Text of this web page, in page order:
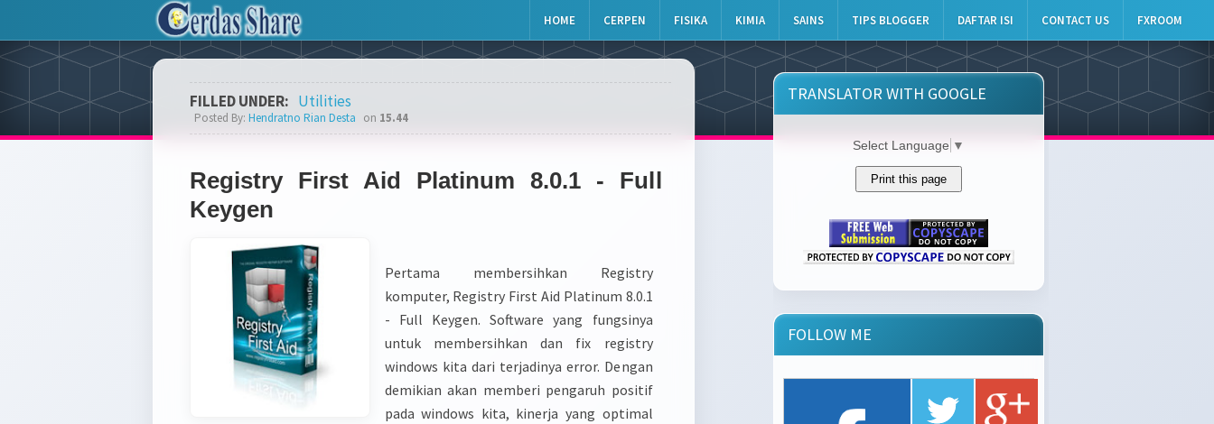
HOME CERPEN FISIKA KIMIA SAINS TIPS BLOGGER DAFTAR ISI CONTACT US FXROOM
FILLED UNDER: Utilities
Posted By: Hendratno Rian Desta on 15.44
Registry First Aid Platinum 8.0.1 - Full
Keygen
Pertama membersihkan Registry
komputer, Registry First Aid Platinum 8.0.1
- Full Keygen. Software yang fungsinya
untuk membersihkan dan fix registry
windows kita dari terjadinya error. Dengan
demikian akan memberi pengaruh positif
pada windows kita, kinerja yang optimal
TRANSLATOR WITH GOOGLE
Select Language ▼
FOLLOW ME